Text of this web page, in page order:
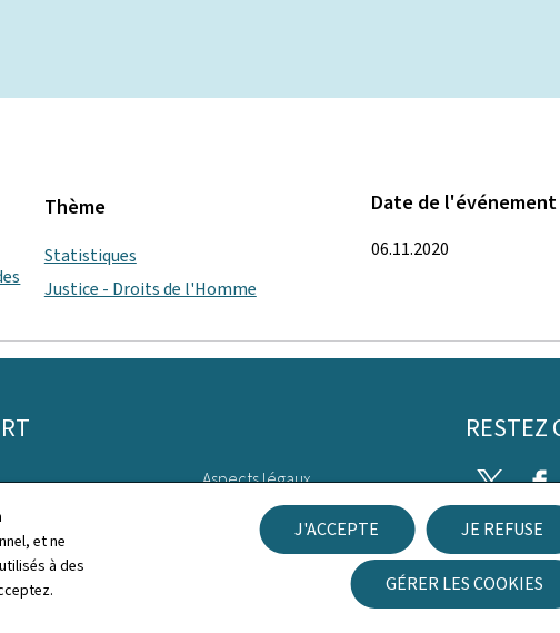
et ne
à des
J'ACCEPTE JE REFUSE
GÉRER LES COOKIES
Thème
Statistiques
Justice - Droits de l'Homme
Date de l'événement
06.11.2020
site
Aspects légaux
Déclaration d'accessibilité
RESTEZ
Twitter
Newsletter